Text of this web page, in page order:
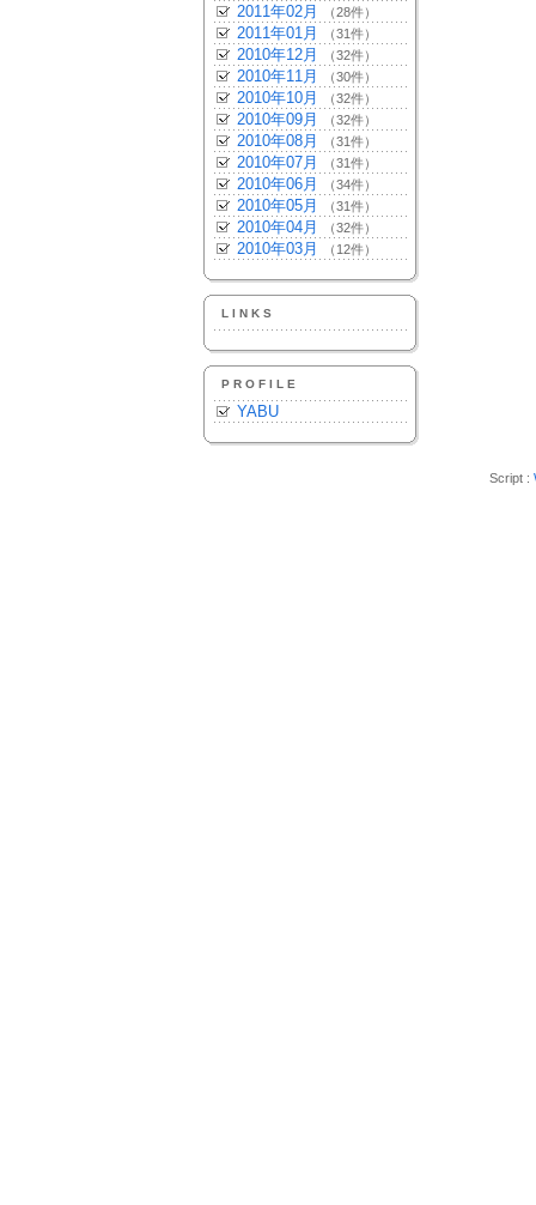
2011年02月 （28件）
2011年01月 （31件）
2010年12月 （32件）
2010年11月 （30件）
2010年10月 （32件）
2010年09月 （32件）
2010年08月 （31件）
2010年07月 （31件）
2010年06月 （34件）
2010年05月 （31件）
2010年04月 （32件）
2010年03月 （12件）
LINKS
PROFILE
YABU
Script :